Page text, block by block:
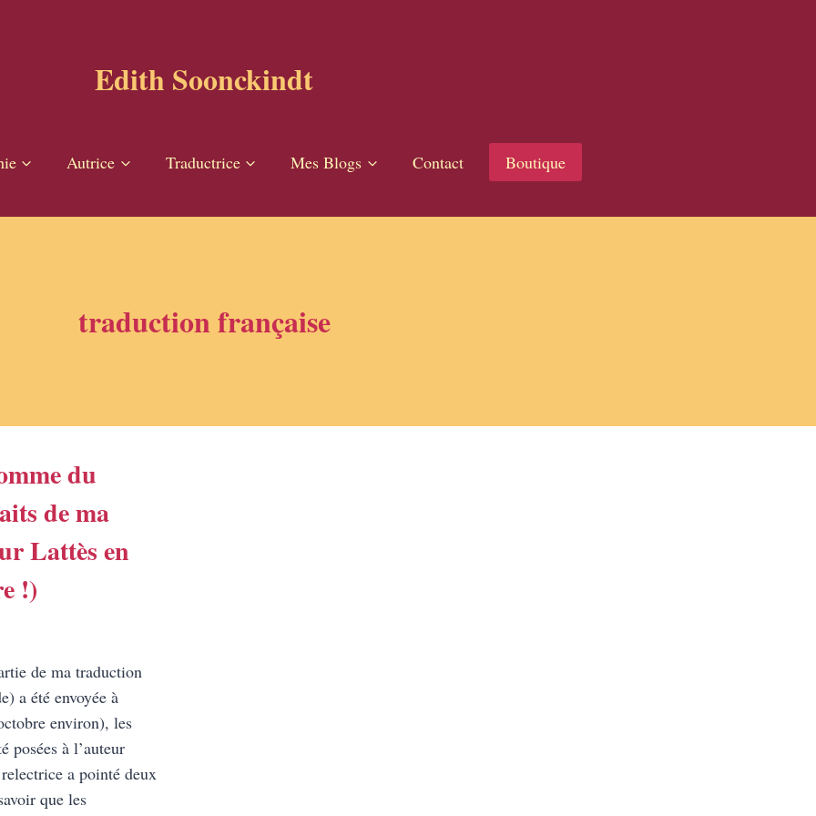
Edith Soonckindt
Autrice Traductrice Mes Blogs Contact Boutique
traduction française
du
de ma
Lattès en
!)
de ma traduction
a été envoyée à
environ), les
posées à l’auteur
a pointé deux
que les